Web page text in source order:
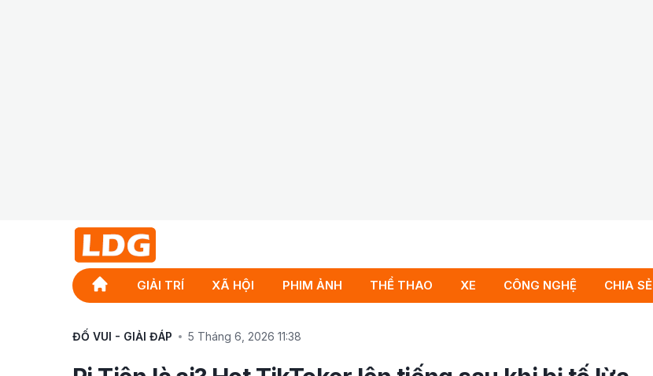
GIẢI TRÍ XÃ HỘI PHIM ẢNH THỂ THAO XE CÔNG NGHỆ CHIA SẺ
ĐỐ VUI - GIẢI ĐÁP 5 Tháng 6, 2026 11:38